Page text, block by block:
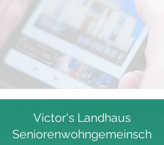
Victor's Landhaus
Seniorenwohngemeinsch